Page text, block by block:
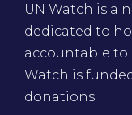
UN Watch is a
dedicated to
accountable to
Watch is
donations